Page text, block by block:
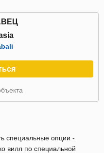
специальные опции -
вилл по специальной